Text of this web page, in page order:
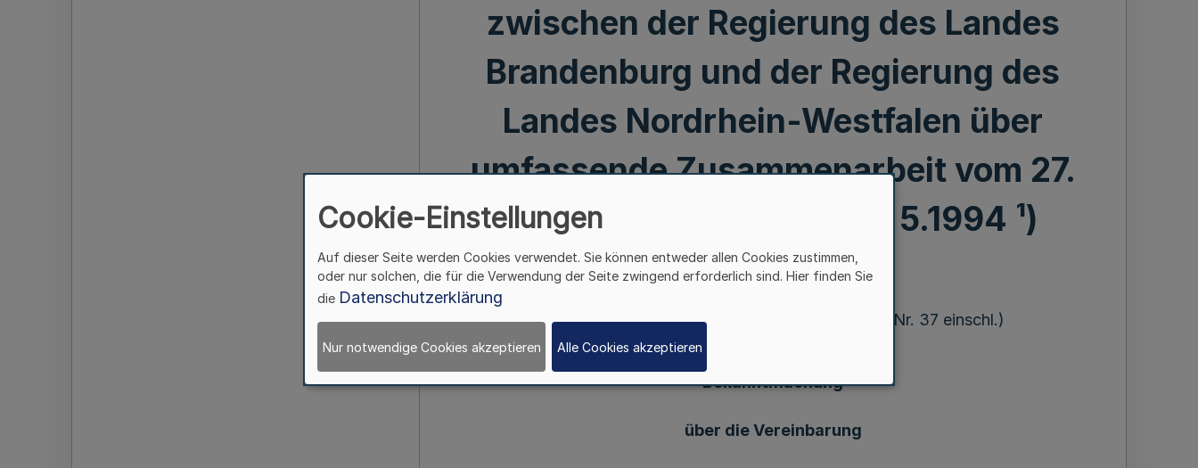
zwischen der Regierung des Landes
Brandenburg und der Regierung des
Landes Nordrhein-Westfalen über
umfassende Zusammenarbeit vom 27.
November 1990 Vom 18. 5.1994 ¹)
Mehr
226. Ergänzung - SMB1. NW. - (Stand 1. 6. 1995 = MB1. NW. Nr. 37 einschl.)
Bekanntmachung
über die Vereinbarung
Cookie-Einstellungen
Auf dieser Seite werden Cookies verwendet. Sie können entweder allen Cookies zustimmen,
oder nur solchen, die für die Verwendung der Seite zwingend erforderlich sind. Hier finden Sie
die Datenschutzerklärung
Nur notwendige Cookies akzeptieren Alle Cookies akzeptieren